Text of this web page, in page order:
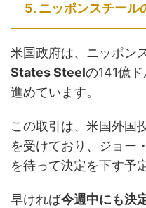
5. ニッポンスチール
米国政府は、ニッポン
States Steelの141億
進めています。
この取引は、米国外国
を受けており、ジョー
を待って決定を下す予
早ければ今週中にも決